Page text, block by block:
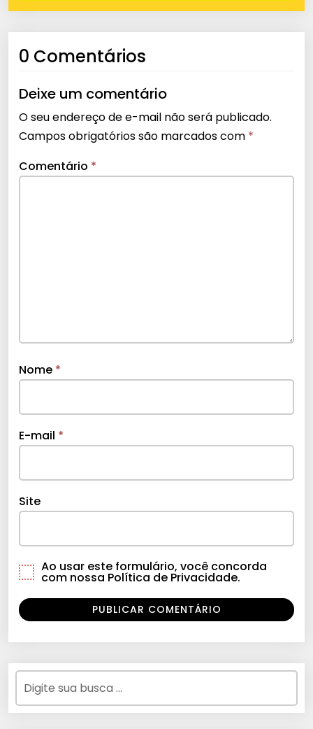
0 Comentários
Deixe um comentário
O seu endereço de e-mail não será publicado.
Campos obrigatórios são marcados com *
Comentário *
Nome *
E-mail *
Site
Ao usar este formulário, você concorda
com nossa Política de Privacidade.